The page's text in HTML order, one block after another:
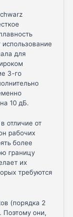
для
3-го
10 дБ.
отличие от
рабочих
более
границу
их
требуются
(порядка 2
они,